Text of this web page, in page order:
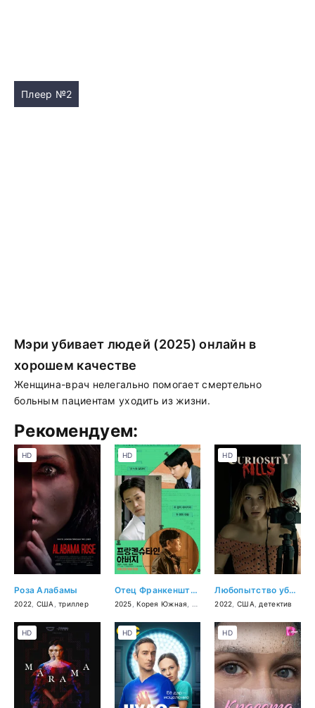
Плеер №2
Мэри убивает людей (2025) онлайн в
хорошем качестве
Женщина-врач нелегально помогает смертельно
больным пациентам уходить из жизни.
Рекомендуем:
Роза Алабамы
2022 США ,триллер
HD
Отец Франкенштейна
2025 ,Корея Южная драма
HD
Любопытство убивает
2022 США детектив
HD
HD HD HD